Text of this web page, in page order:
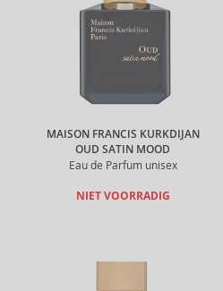
MAISON FRANCIS KURKDIJAN
OUD SATIN MOOD
Eau de Parfum unisex
NIET VOORRADIG